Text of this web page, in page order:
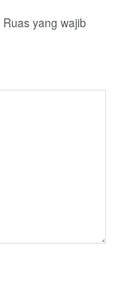
Ruas yang wajib